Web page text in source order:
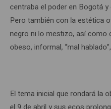
centraba el poder en Bogotá
Pero también con la estética
negro ni lo mestizo, así como
obeso, informal, “mal
El tema inicial que rondará la